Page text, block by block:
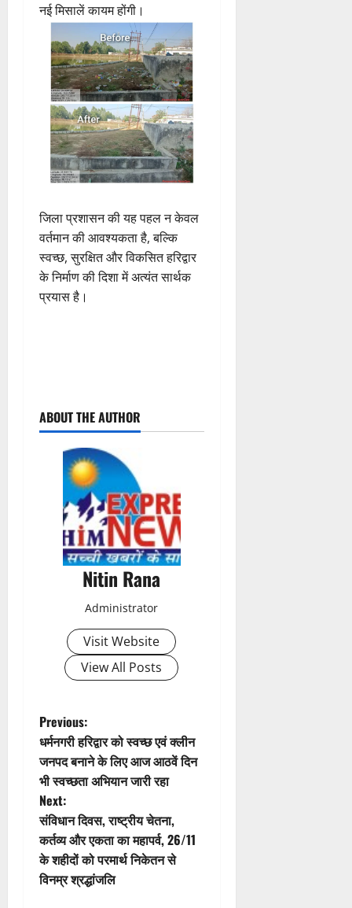
नई मिसालें कायम होंगी।
जिला प्रशासन की यह पहल न केवल
वर्तमान की आवश्यकता है, बल्कि
स्वच्छ, सुरक्षित और विकसित हरिद्वार
के निर्माण की दिशा में अत्यंत सार्थक
प्रयास है।
o
t
i
o
n
ABOUT THE AUTHOR
Nitin Rana
Administrator
Visit Website
View All Posts
P
o
s
t
n
a
Previous:
धर्मनगरी हरिद्वार को स्वच्छ एवं क्लीन
जनपद बनाने के लिए आज आठवें दिन
भी स्वच्छता अभियान जारी रहा
Next:
संविधान दिवस, राष्ट्रीय चेतना,
कर्तव्य और एकता का महापर्व, 26/11
के शहीदों को परमार्थ निकेतन से
विनम्र श्रद्धांजलि